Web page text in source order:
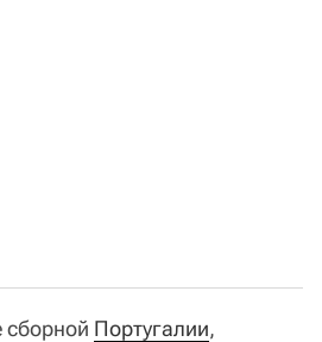
сборной Португалии,